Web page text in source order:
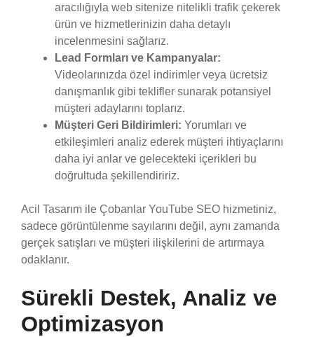
aracılığıyla web sitenize nitelikli trafik çekerek
ürün ve hizmetlerinizin daha detaylı
incelenmesini sağlarız.
Lead Formları ve Kampanyalar:
Videolarınızda özel indirimler veya ücretsiz
danışmanlık gibi teklifler sunarak potansiyel
müşteri adaylarını toplarız.
Müşteri Geri Bildirimleri: Yorumları ve
etkileşimleri analiz ederek müşteri ihtiyaçlarını
daha iyi anlar ve gelecekteki içerikleri bu
doğrultuda şekillendiririz.
Acil Tasarım ile Çobanlar YouTube SEO hizmetiniz,
sadece görüntülenme sayılarını değil, aynı zamanda
gerçek satışları ve müşteri ilişkilerini de artırmaya
odaklanır.
Sürekli Destek, Analiz ve
Optimizasyon